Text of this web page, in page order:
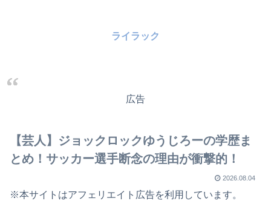
ライラック
広告
【芸人】ジョックロックゆうじろーの学歴ま
とめ！サッカー選手断念の理由が衝撃的！
2026.08.04
※本サイトはアフェリエイト広告を利用しています。